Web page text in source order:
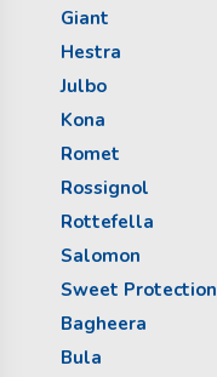
Giant
Hestra
Julbo
Kona
Romet
Rossignol
Rottefella
Salomon
Sweet Protection
Bagheera
Bula